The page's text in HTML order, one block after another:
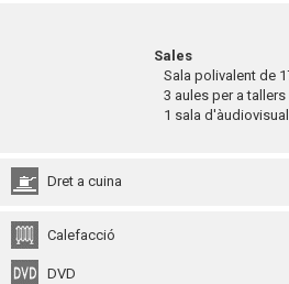
Sales
Sala polivalent de
3 aules per a
1 sala
Dret a cuina
Calefacció
DVD